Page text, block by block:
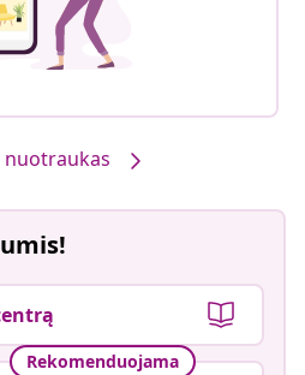
nuotraukas
Rekomenduojama